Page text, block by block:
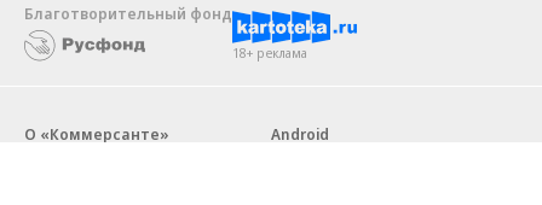
Благотворительный фонд
18+ реклама
О «Коммерсанте»
Android